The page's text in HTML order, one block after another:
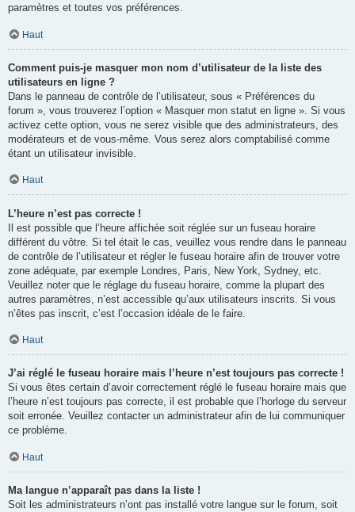
paramètres et toutes vos préférences.
Haut
Comment puis-je masquer mon nom d’utilisateur de la liste des
utilisateurs en ligne ?
Dans le panneau de contrôle de l’utilisateur, sous « Préférences du
forum », vous trouverez l’option « Masquer mon statut en ligne ». Si vous
activez cette option, vous ne serez visible que des administrateurs, des
modérateurs et de vous-même. Vous serez alors comptabilisé comme
étant un utilisateur invisible.
Haut
L’heure n’est pas correcte !
Il est possible que l’heure affichée soit réglée sur un fuseau horaire
différent du vôtre. Si tel était le cas, veuillez vous rendre dans le panneau
de contrôle de l’utilisateur et régler le fuseau horaire afin de trouver votre
zone adéquate, par exemple Londres, Paris, New York, Sydney, etc.
Veuillez noter que le réglage du fuseau horaire, comme la plupart des
autres paramètres, n’est accessible qu’aux utilisateurs inscrits. Si vous
n’êtes pas inscrit, c’est l’occasion idéale de le faire.
Haut
J’ai réglé le fuseau horaire mais l’heure n’est toujours pas correcte !
Si vous êtes certain d’avoir correctement réglé le fuseau horaire mais que
l’heure n’est toujours pas correcte, il est probable que l’horloge du serveur
soit erronée. Veuillez contacter un administrateur afin de lui communiquer
ce problème.
Haut
Ma langue n’apparaît pas dans la liste !
Soit les administrateurs n’ont pas installé votre langue sur le forum, soit